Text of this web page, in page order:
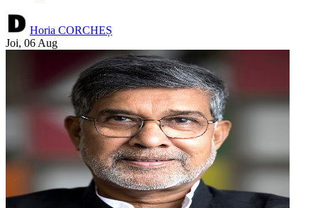
Horia CORCHEȘ
Joi, 06 Aug